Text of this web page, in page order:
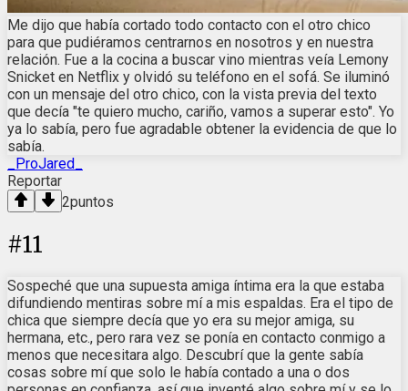
Me dijo que había cortado todo contacto con el otro chico
para que pudiéramos centrarnos en nosotros y en nuestra
relación. Fue a la cocina a buscar vino mientras veía Lemony
Snicket en Netflix y olvidó su teléfono en el sofá. Se iluminó
con un mensaje del otro chico, con la vista previa del texto
que decía "te quiero mucho, cariño, vamos a superar esto". Yo
ya lo sabía, pero fue agradable obtener la evidencia de que lo
sabía.
_ProJared_
Reportar
2puntos
#11
Sospeché que una supuesta amiga íntima era la que estaba
difundiendo mentiras sobre mí a mis espaldas. Era el tipo de
chica que siempre decía que yo era su mejor amiga, su
hermana, etc., pero rara vez se ponía en contacto conmigo a
menos que necesitara algo. Descubrí que la gente sabía
cosas sobre mí que solo le había contado a una o dos